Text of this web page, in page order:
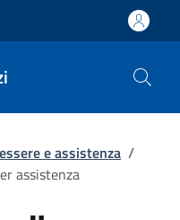
e assistenza /
assistenza